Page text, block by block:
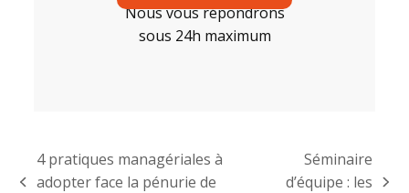
Nous vous répondrons
sous 24h maximum
4 pratiques managériales à
adopter face la pénurie de
Séminaire
d’équipe : les